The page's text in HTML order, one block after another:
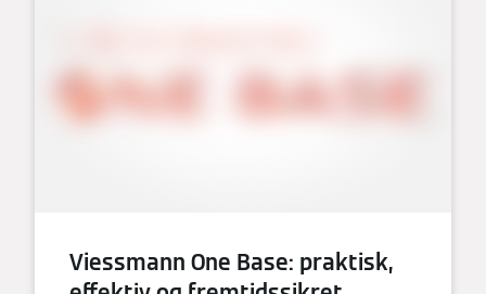
Viessmann One Base: praktisk,